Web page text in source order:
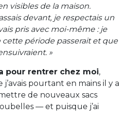
visibles de la maison.
devant, je respectais un
pris avec moi-même : je
cette période passerait et que
»
pour rentrer chez moi,
pourtant en mains il y a
de nouveaux sacs
— et puisque j’ai